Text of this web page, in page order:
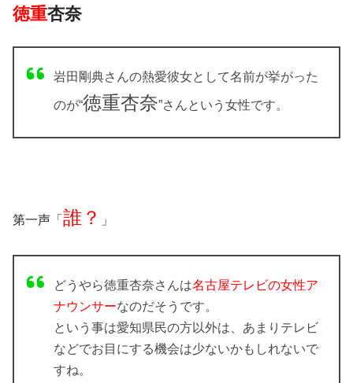
徳重杏奈
岩田剛典さんの熱愛彼女として名前が挙がった
のが“徳重杏奈”さんという女性です。
第一声「 誰 ？ 」
どうやら徳重杏奈さんは名古屋テレビの女性ア
ナウンサーなのだそうです。
という事は愛知県民の方以外は、あまりテレビ
などでお目にする機会は少ないかもしれないで
すね。